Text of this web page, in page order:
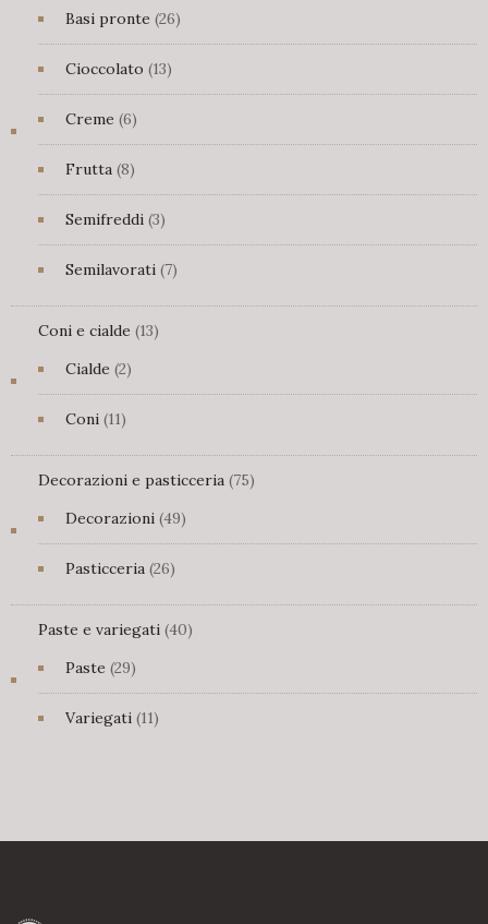
Basi pronte 2626
prodotti
Cioccolato 1313
prodotti
Creme 66
prodotti
Frutta 88
prodotti
Semifreddi 33
prodotti
Semilavorati 77
Coni e cialde 1313
Cialde 22
prodotti
Coni 1111
Decorazioni e pasticceria 7575
Decorazioni 4949
prodotti
Pasticceria 2626
Paste e variegati 4040
Paste 2929
prodotti
Variegati 1111